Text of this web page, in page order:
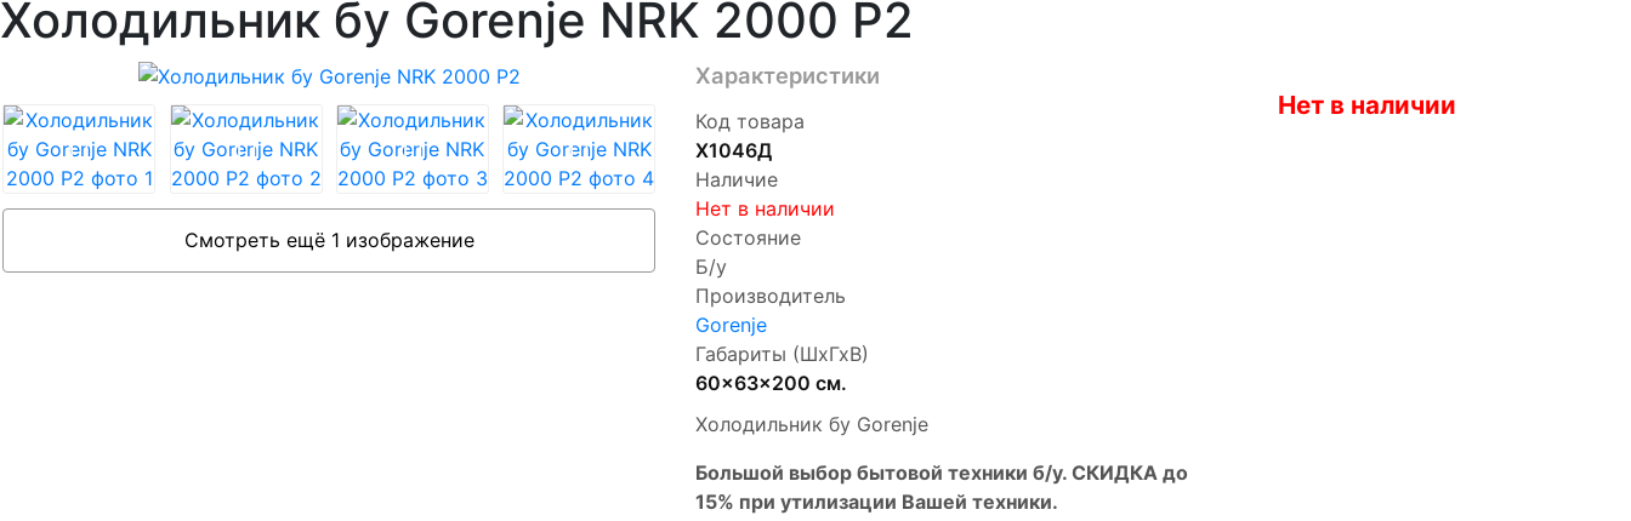
Холодильник бу Gorenje NRK 2000 P2
Смотреть ещё 1 изображение
Характеристики
Код товара
Х1046Д
Наличие
Нет в наличии
Состояние
Б/у
Производитель
Gorenje
Габариты (ШхГхВ)
60x63x200 см.
Холодильник бу Gorenje
Бoльшой выбоp бытовой техники б/у. СКИДКА до
15% пpи утилизации Bашей техники.
Нет в наличии